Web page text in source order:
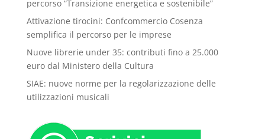
percorso “Transizione energetica e sostenibile”
Attivazione tirocini: Confcommercio Cosenza
semplifica il percorso per le imprese
Nuove librerie under 35: contributi fino a 25.000
euro dal Ministero della Cultura
SIAE: nuove norme per la regolarizzazione delle
utilizzazioni musicali